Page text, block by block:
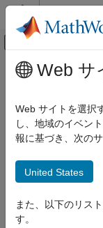
コンテンツへスキップ
オフキャ
ドキュメンテーション
Simulink Real-Time
Model Preparation for
J1939 Protocol Blocks
J1939 CAN Transport
ON THIS PAGE
メインコンテンツ
J1939
Generate and
CAN hardware
expand all in page
Web サ
Web サイトを選択
し、地域のイベン
報に基づき、次の
United States
また、以下のリス
す。